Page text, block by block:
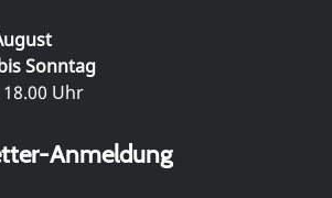
Sonntag
Uhr
Anmeldung